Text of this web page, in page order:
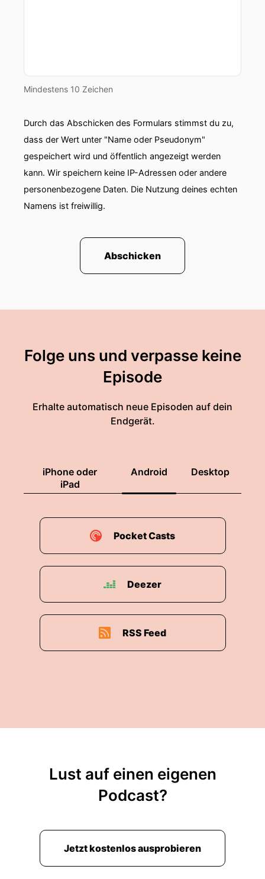
Mindestens 10 Zeichen
Durch das Abschicken des Formulars stimmst du zu,
dass der Wert unter "Name oder Pseudonym"
gespeichert wird und öffentlich angezeigt werden
kann. Wir speichern keine IP-Adressen oder andere
personenbezogene Daten. Die Nutzung deines echten
Namens ist freiwillig.
Abschicken
Folge uns und verpasse keine
Episode
Erhalte automatisch neue Episoden auf dein
Endgerät.
iPhone oder
iPad
Android Desktop
Pocket Casts
Deezer
RSS Feed
Lust auf einen eigenen
Podcast?
Jetzt kostenlos ausprobieren